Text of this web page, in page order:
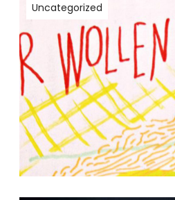
Uncategorized